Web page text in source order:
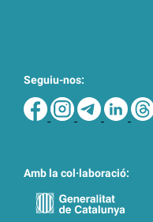
Seguiu-nos:
Amb la col·laboració: